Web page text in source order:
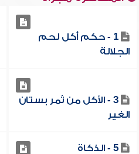
1 - حكم أكل لحم
الجلالة
3 - الأكل من ثمر بستان
الغير
5 - الذكاة